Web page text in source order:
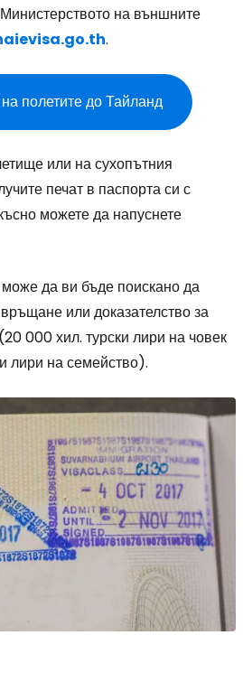
на външните
.
полетите до Тайланд
или на сухопътния
печат в паспорта си с
можете да напуснете
да ви бъде поискано да
или доказателство за
000 хил. турски лири на човек
лири на семейство).